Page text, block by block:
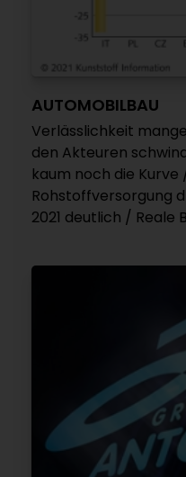
AUTOMOBILBAU
Verlässlichkeit
den Akteuren
kaum noch die
Rohstoffversorgung
2021 deutlich / Reale